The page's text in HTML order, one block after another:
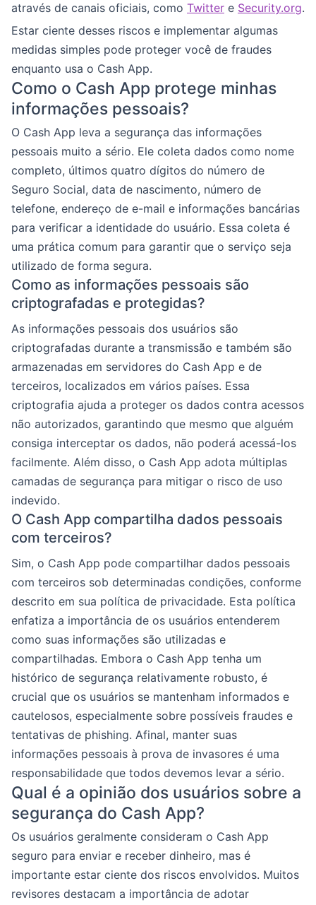
através de canais oficiais, como Twitter e Security.org.
Estar ciente desses riscos e implementar algumas
medidas simples pode proteger você de fraudes
enquanto usa o Cash App.
Como o Cash App protege minhas
informações pessoais?
O Cash App leva a segurança das informações
pessoais muito a sério. Ele coleta dados como nome
completo, últimos quatro dígitos do número de
Seguro Social, data de nascimento, número de
telefone, endereço de e-mail e informações bancárias
para verificar a identidade do usuário. Essa coleta é
uma prática comum para garantir que o serviço seja
utilizado de forma segura.
Como as informações pessoais são
criptografadas e protegidas?
As informações pessoais dos usuários são
criptografadas durante a transmissão e também são
armazenadas em servidores do Cash App e de
terceiros, localizados em vários países. Essa
criptografia ajuda a proteger os dados contra acessos
não autorizados, garantindo que mesmo que alguém
consiga interceptar os dados, não poderá acessá-los
facilmente. Além disso, o Cash App adota múltiplas
camadas de segurança para mitigar o risco de uso
indevido.
O Cash App compartilha dados pessoais
com terceiros?
Sim, o Cash App pode compartilhar dados pessoais
com terceiros sob determinadas condições, conforme
descrito em sua política de privacidade. Esta política
enfatiza a importância de os usuários entenderem
como suas informações são utilizadas e
compartilhadas. Embora o Cash App tenha um
histórico de segurança relativamente robusto, é
crucial que os usuários se mantenham informados e
cautelosos, especialmente sobre possíveis fraudes e
tentativas de phishing. Afinal, manter suas
informações pessoais à prova de invasores é uma
responsabilidade que todos devemos levar a sério.
Qual é a opinião dos usuários sobre a
segurança do Cash App?
Os usuários geralmente consideram o Cash App
seguro para enviar e receber dinheiro, mas é
importante estar ciente dos riscos envolvidos. Muitos
revisores destacam a importância de adotar